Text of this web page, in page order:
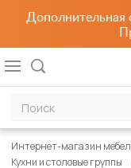
Дополнительная
Интернет-магазин
Кухни и столовые группы